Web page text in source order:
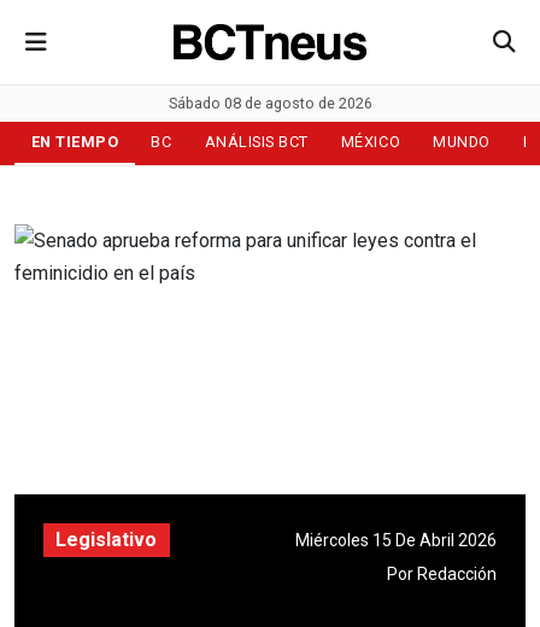
Sábado 08 de agosto de 2026
EN TIEMPO BC ANÁLISIS BCT MÉXICO MUNDO
Legislativo
Miércoles 15 De Abril 2026
Por Redacción